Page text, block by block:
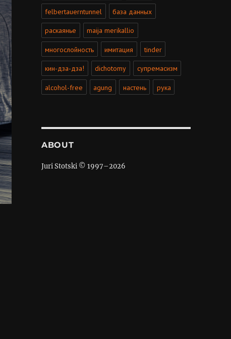
felbertauerntunnel база данных
раскаянье maija merikallio
многослойность имитация tinder
кин-дза-дза! dichotomy супремасизм
alcohol-free agung настень рука
ABOUT
Juri Stotski © 1997–2026